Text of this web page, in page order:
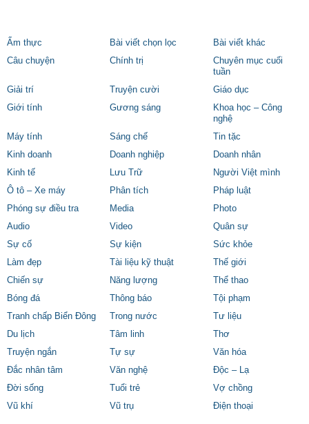
Ẩm thực Bài viết chọn lọc
Bài viết khác
Câu chuyện
Chính trị
Chuyên mục cuối
tuần
Giải trí
Truyện cười
Giáo dục
Giới tính
Gương sáng
Khoa học – Công
nghệ
Máy tính
Sáng chế
Tin tặc
Kinh doanh
Doanh nghiệp
Doanh nhân
Kinh tế
Lưu Trữ
Người Việt mình
Ô tô – Xe máy
Phân tích
Pháp luật
Phóng sự điều tra
Media
Photo
Audio
Video
Quân sự
Sự cố
Sự kiện
Sức khỏe
Làm đẹp
Tài liệu kỹ thuật
Thế giới
Chiến sự
Năng lượng
Thể thao
Bóng đá
Thông báo
Tội phạm
Tranh chấp Biển Đông
Trong nước
Tư liệu
Du lịch
Tâm linh
Thơ
Truyện ngắn
Tự sự
Văn hóa
Đắc nhân tâm
Văn nghệ
Độc – Lạ
Đời sống
Tuổi trẻ
Vợ chồng
Vũ khí
Vũ trụ Điện thoại